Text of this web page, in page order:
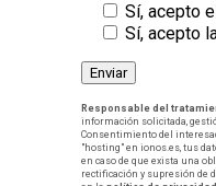
Sí, acepto
Sí, acepto
Responsable del
información solicitada,
Consentimiento del
"hosting" en ionos.es, tus
en caso de que exista una
rectificación y supresión de